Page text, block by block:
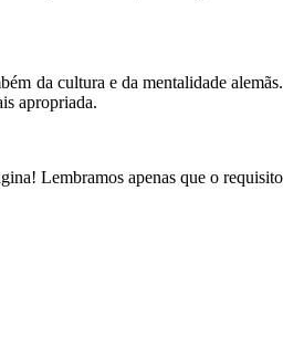
da cultura e da mentalidade alemãs.
apropriada.
Lembramos apenas que o requisito